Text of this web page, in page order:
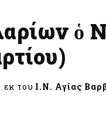
ὁ
εκ του Ι.Ν. Αγίας